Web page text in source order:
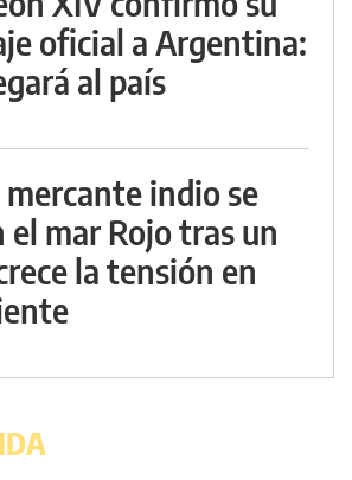
oficial a Argentina:
al país
indio se
el mar Rojo tras un
la tensión en